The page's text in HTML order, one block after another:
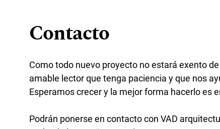
Contacto
Como todo nuevo proyecto no estará exento
amable lector que tenga paciencia y que nos
Esperamos crecer y la mejor forma hacerlo es
Podrán ponerse en contacto con VAD